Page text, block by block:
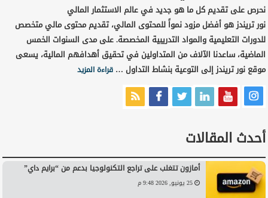
نحرص على تقديم كل ما هو جديد في عالم الاستثمار المالي
نور تريندز هو أفضل مزود نمواً للمحتوى المالي، تقديم محتوى مالي متخصص
للدورات التعليمية والمواد التدريبية المخصصة. على مدى السنوات الخمس
الماضية، ساعدنا الآلاف من المتداولين في تحقيق أهدافهم المالية، يسعى
موقع نور تريندز إلى التوعية بنشاط التداول …قراءة المزيد
أحدث المقالات
أمازون تتغلب على تراجع التكنولوجيا بدعم من “برايم داي”
25 يونيو, 2026 9:48 م